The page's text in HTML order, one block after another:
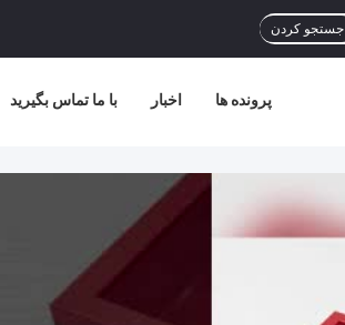
جستجو کردن
با ما تماس بگیرید اخبار پرونده ها